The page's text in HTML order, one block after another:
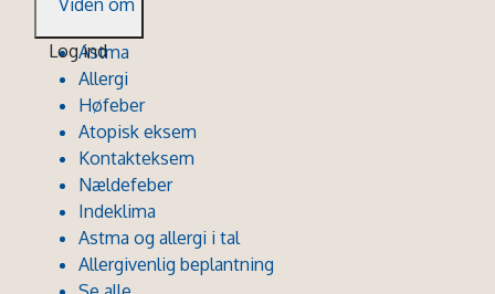
Log ind
Astma
Allergi
Høfeber
Atopisk eksem
Kontakteksem
Nældefeber
Indeklima
Astma og allergi i tal
Allergivenlig beplantning